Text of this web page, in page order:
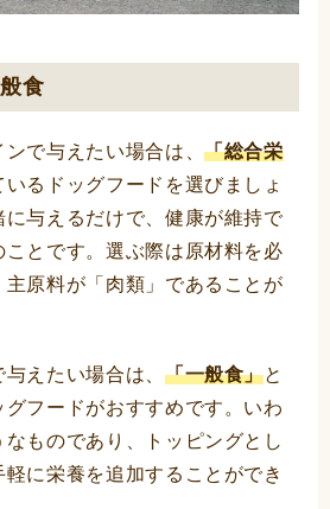
食
ンで与えたい場合は、「総合栄
るドッグフードを選びましょ
に与えるだけで、健康が維持で
ことです。選ぶ際は原材料を必
原料が「肉類」であることが
えたい場合は、 「一般食」と
フードがおすすめです。いわ
ものであり、トッピングとし
に栄養を追加することができ